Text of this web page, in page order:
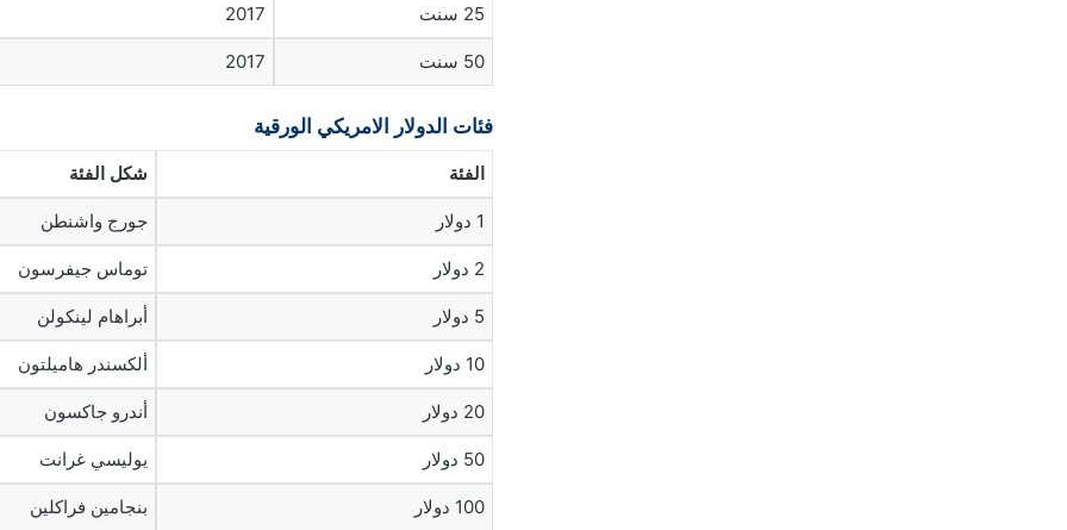
25 سنت 2017
50 سنت 2017
فئات الدولار الامريكي الورقية
الفئة شكل الفئة
1 دولار جورج واشنطن
2 دولار توماس جيفرسون
5 دولار أبراهام لينكولن
10 دولار ألكسندر هاميلتون
20 دولار أندرو جاكسون
50 دولار يوليسي غرانت
100 دولار بنجامين فراكلين